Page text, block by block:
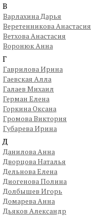
В
Варлахина Дарья
Веретенникова Анастасия
Ветхова Анастасия
Воронюк Анна
Г
Гаврилова Ирина
Гаевская Алла
Галаев Михаил
Герман Елена
Горкина Оксана
Громова Виктория
Губарева Ирина
Д
Данилова Анна
Дворцова Наталья
Дельнова Елена
Диогенова Полина
Долбышев Игорь
Домарева Анна
Дьяков Александр